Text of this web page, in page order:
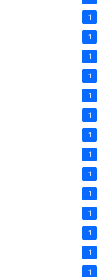
1
1
1
1
1
1
1
1
1
1
1
1
1
1